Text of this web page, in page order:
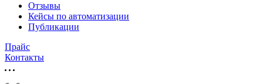
Отзывы
Кейсы по автоматизации
Публикации
Прайс
Контакты